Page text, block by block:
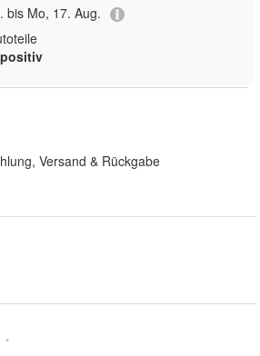
bis Mo, 17. Aug.
Versand & Rückgabe
*